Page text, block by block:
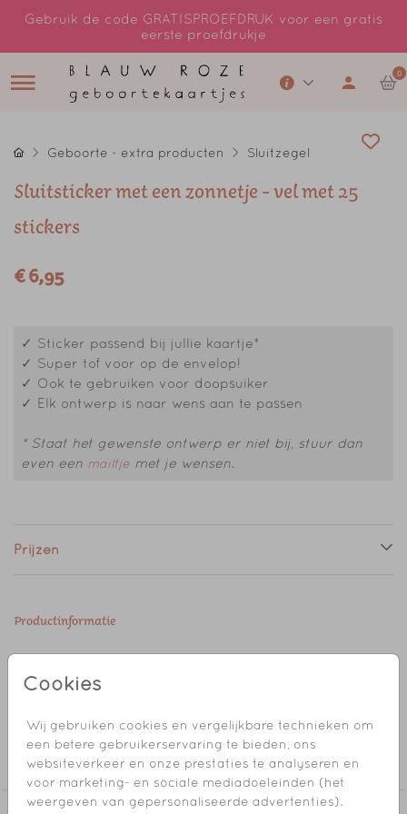
Gebruik de code GRATISPROEFDRUK voor een gratis
eerste proefdrukje
0
Cookies
Wij gebruiken cookies en vergelijkbare technieken om
een betere gebruikerservaring te bieden, ons
websiteverkeer en onze prestaties te analyseren en
voor marketing- en sociale mediadoeleinden (het
weergeven van gepersonaliseerde advertenties).
Geboorte - extra producten Sluitzegel
Sluitsticker met een zonnetje - vel met 25
stickers
€ 6,95
✓ Sticker passend bij jullie kaartje*
✓ Super tof voor op de envelop!
✓ Ook te gebruiken voor doopsuiker
✓ Elk ontwerp is naar wens aan te passen
* Staat het gewenste ontwerp er niet bij, stuur dan
even een mailtje met je wensen.
Prijzen
Productinformatie
Sluitsticker met een zonnetje.
Collectie
Sluitzegel